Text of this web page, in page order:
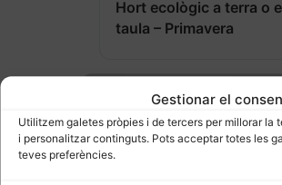
Gestionar el
Utilitzem galetes pròpies i de tercers per millorar la
i personalitzar continguts. Pots acceptar totes les
teves preferències.
Hort ecològic a terra o
taula – Primavera